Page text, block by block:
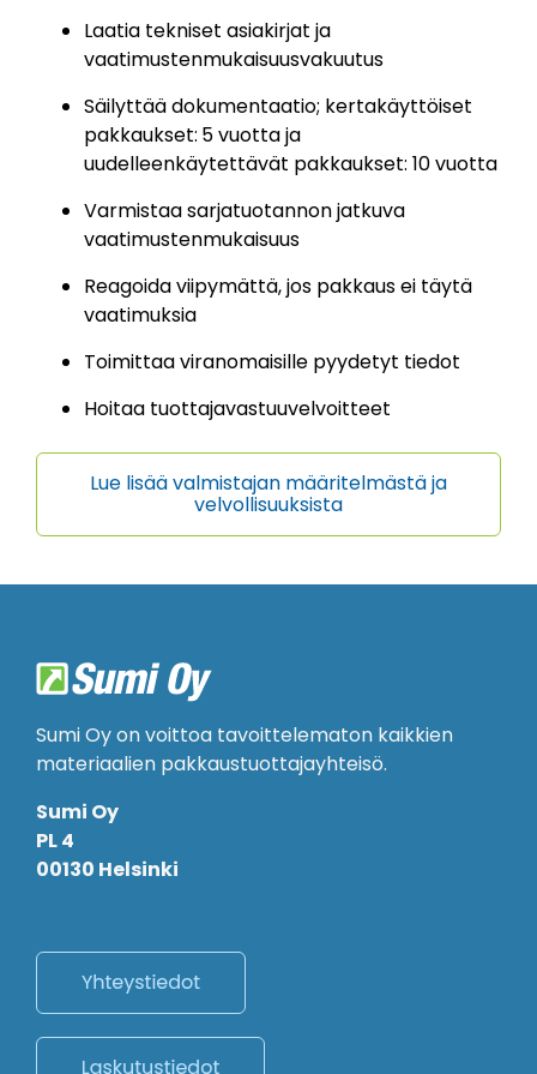
Laatia tekniset asiakirjat ja
vaatimustenmukaisuusvakuutus
Säilyttää dokumentaatio; kertakäyttöiset
pakkaukset: 5 vuotta ja
uudelleenkäytettävät pakkaukset: 10 vuotta
Varmistaa sarjatuotannon jatkuva
vaatimustenmukaisuus
Reagoida viipymättä, jos pakkaus ei täytä
vaatimuksia
Toimittaa viranomaisille pyydetyt tiedot
Hoitaa tuottajavastuuvelvoitteet
Lue lisää valmistajan määritelmästä ja
velvollisuuksista
Sumi Oy on voittoa tavoittelematon kaikkien
materiaalien pakkaustuottajayhteisö.
Sumi Oy
PL 4
00130 Helsinki